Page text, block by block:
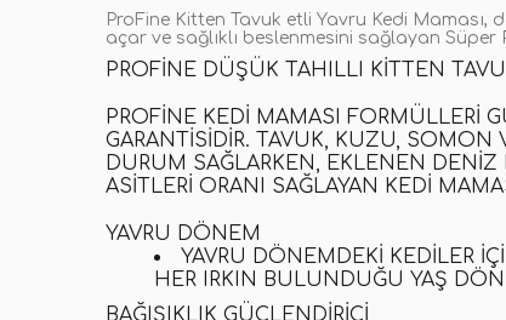
ProFine Kitten Tavuk etli Yavru Kedi Maması,
açar ve sağlıklı beslenmesini sağlayan Süper
PROFINE DÜŞÜK TAHILLI KITTEN
PROFINE KEDI MAMASI FORMÜLLERI
GARANTISIDIR. TAVUK, KUZU, SOMON
DURUM SAĞLARKEN, EKLENEN DENIZ
ASITLERI ORANI SAĞLAYAN KEDI
YAVRU DÖNEM
YAVRU DÖNEMDEKI KEDILER
HER IRKIN BULUNDUĞU YAŞ
BAĞIŞIKLIK GÜÇLENDIRICI